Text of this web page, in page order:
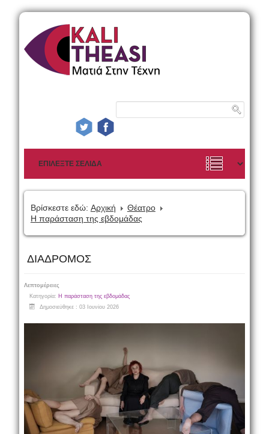
Βρίσκεστε εδώ: Αρχική
Θέατρο
Η παράσταση της εβδομάδας
ΔΙΑΔΡΟΜΟΣ
Λεπτομέρειες
Κατηγορία: Η παράσταση της εβδομάδας
Δημοσιεύθηκε : 03 Ιουνίου 2026